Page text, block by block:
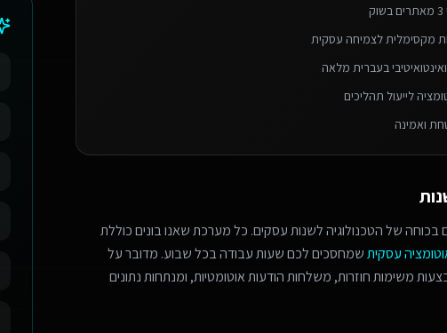
מקסימלית לצמיחה עסקית
בעברית מלאה
ואמינה
בכוחה של הטכנולוגיה לשנות עסקים. כל מערכת שאנו בונים כוללת
עסקיתשמחסכים לכם שעות עבודה בכל שבוע. מדובר על
משימות חוזרות, משלחות הודעות אוטומטיות, ומנתחות נתונים